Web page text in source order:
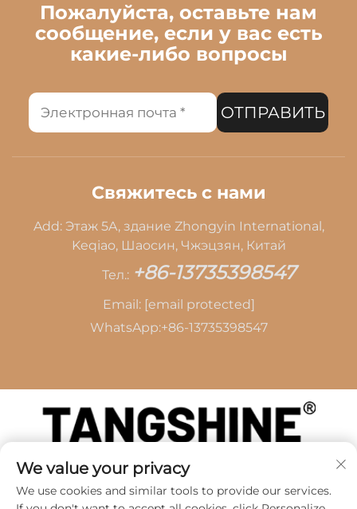
Пожалуйста, оставьте нам
сообщение, если у вас есть
какие-либо вопросы
ОТПРАВИТЬ
Свяжитесь с нами
Add: Этаж 5A, здание Zhongyin International,
Keqiao, Шаосин, Чжэцзян, Китай
Тел.: +86-13735398547
Email: [email protected]
WhatsApp:+86-13735398547
Авторские права © 2026 SHAOXING TANG CAI
LEATHER CO.,LTD -
Политика
конфиденциальности
We value your privacy
We use cookies and similar tools to provide our services.